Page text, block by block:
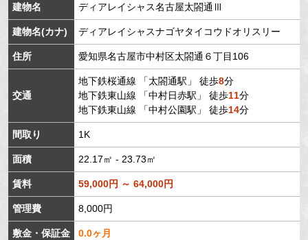
建物名 ディアレイシャス名古屋太閤通Ⅲ
建物名(カナ) ディアレイシャスナゴヤタイコウドオリスリー
住所 愛知県名古屋市中村区太閤通 ６丁目106
交通
地下鉄桜通線 「太閤通駅 」 徒歩8分
地下鉄東山線 「中村日赤駅 」 徒歩11分
地下鉄東山線 「中村公園駅 」 徒歩14分
間取り 1K
面積 22.17㎡ - 23.73㎡
賃料 59,000円 ～ 64,000円
管理費 8,000円
敷金・保証金 0.0ヶ月